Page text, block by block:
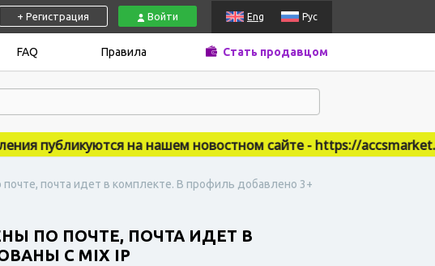
+ Регистрация Войти Eng Рус
FAQ Правила Стать продавцом
публикуются на нашем новостном сайте - https://
почта идет в комплекте. В профиль добавлено 3+
ПО ПОЧТЕ, ПОЧТА ИДЕТ В
С MIX IP